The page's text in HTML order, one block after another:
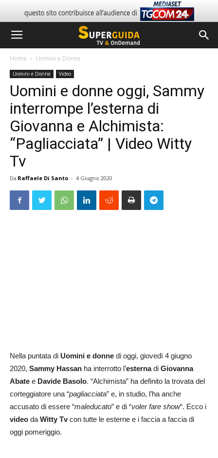
Home Uomini e Donne
Uomini e Donne Video
Uomini e donne oggi, Sammy
interrompe l’esterna di
Giovanna e Alchimista:
“Pagliacciata” | Video Witty
Tv
Da Raffaele Di Santo - 4 Giugno 2020
Nella puntata di Uomini e donne di oggi, giovedì 4 giugno
2020, Sammy Hassan ha interrotto l’esternadi Giovanna
Abate e Davide Basolo. “Alchimista” ha definito la trovata del
corteggiatore una “pagliacciata” e, in studio, l’ha anche
accusato di essere “maleducato” e di “voler fare show“. Ecco i
video daWitty Tvcon tutte le esterne e i faccia a faccia di
oggi pomeriggio.